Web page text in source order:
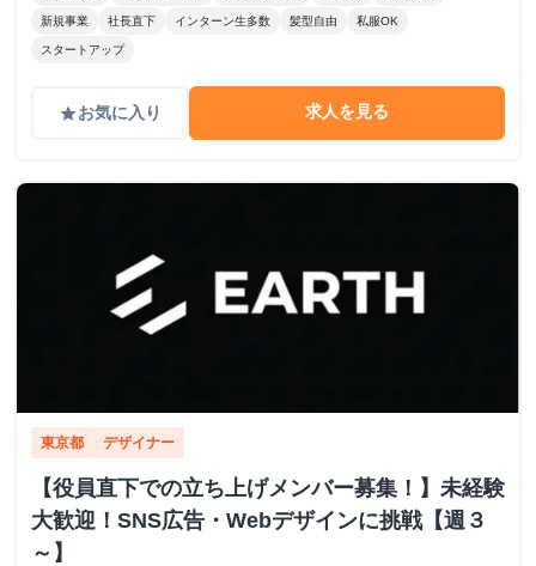
新規事業 社長直下 インターン生多数 髪型自由 私服OK
スタートアップ
gradeお気に入り 求人を見る
東京都 デザイナー
【役員直下での立ち上げメンバー募集！】未経験
大歓迎！SNS広告・Webデザインに挑戦【週３
～】